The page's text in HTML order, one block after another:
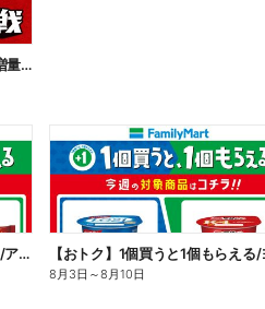
【おトク】お値段そのまま!45%増量作戦!
【おトク】1個買うと1個もらえる/アイス
8月3日 ～8月10日